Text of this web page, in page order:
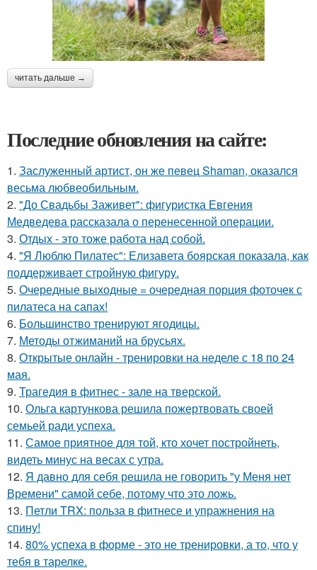
читать дальше →
Последние обновления на сайте:
1. Заслуженный артист, он же певец Shaman, оказался
весьма любвеобильным.
2. "До Свадьбы Заживет": фигуристка Евгения
Медведева рассказала о перенесенной операции.
3. Отдых - это тоже работа над собой.
4. "Я Люблю Пилатес": Елизавета боярская показала, как
поддерживает стройную фигуру.
5. Очередные выходные = очередная порция фоточек с
пилатеса на сапах!
6. Большинство тренируют ягодицы.
7. Методы отжиманий на брусьях.
8. Открытые онлайн - тренировки на неделе с 18 по 24
мая.
9. Трагедия в фитнес - зале на тверской.
10. Ольга картункова решила пожертвовать своей
семьей ради успеха.
11. Самое приятное для той, кто хочет постройнеть,
видеть минус на весах с утра.
12. Я давно для себя решила не говорить "у Меня нет
Времени" самой себе, потому что это ложь.
13. Петли TRX: польза в фитнесе и упражнения на
спину!
14. 80% успеха в форме - это не тренировки, а то, что у
тебя в тарелке.